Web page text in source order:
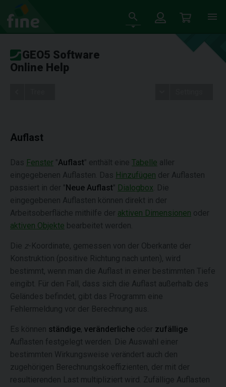
GEO5 Software
Online Help
Auflast
Das Fenster "Auflast" enthält eine Tabelle aller
eingegebenen Auflasten. Das Hinzufügen der Auflasten
passiert in der "Neue Auflast" Dialogbox . Die
eingegebenen Auflasten können direkt in der
Arbeitsoberfläche mithilfe der aktiven Dimensionen oder
aktiven Objekte bearbeitet werden.
Die z-Koordinate, gemessen von der Oberkante der
Konstruktion (positive Richtung nach unten), wird
bestimmt, wenn man die Auflast in einer bestimmten Tiefe
eingibt. Für den Fall, dass sich die Auflast außerhalb des
Geländes befindet, gibt das Programm eine
Fehlermeldung vor der Berechnung aus.
Es können ständige, veränderliche oder zufällige
Auflasten festgelegt werden. Die Auswahl einer
bestimmten Wirkungsweise verändert auch den
zugehörigen Berechnungskoeffizienten, der mit der
resultierenden Last multipliziert wird. Zufällige Auflasten